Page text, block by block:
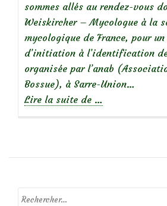
sommes allés au rendez-vous
Weiskircher – Mycologue à la
mycologique de France, pour
d’initiation à l’identification
organisée par l’anab
Bossue), à Sarre-Union…
Lire la suite de à
J’ai
des
…